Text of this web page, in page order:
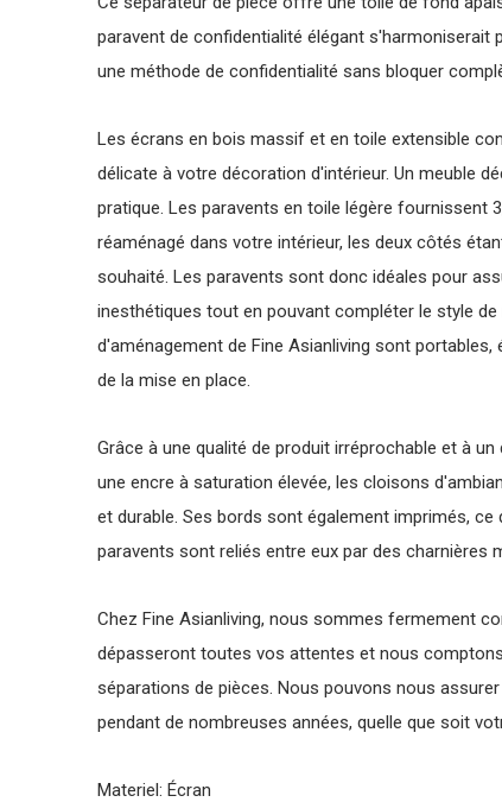
paravent de confidentialité élégant
une méthode de confidentialité sans bloquer
Les écrans en bois massif et en toile extensible
délicate à votre décoration d'intérieur. Un meuble
pratique. Les paravents en toile légère fournissent
réaménagé dans votre intérieur, les deux côtés
souhaité. Les paravents sont donc idéales pour
inesthétiques tout en pouvant compléter le style
d'aménagement de Fine Asianliving sont
de la mise en place.
Grâce à une qualité de produit irréprochable et à
une encre à saturation élevée, les cloisons
et durable. Ses bords sont également imprimés,
paravents sont reliés entre eux par des charnières
Chez Fine Asianliving, nous sommes fermement
dépasseront toutes vos attentes et nous
séparations de pièces. Nous pouvons nous
pendant de nombreuses années, quelle que soit
Materiel: Écran